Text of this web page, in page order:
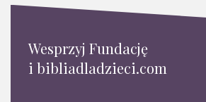
Wesprzyj Fundację
i bibliadladzieci.com